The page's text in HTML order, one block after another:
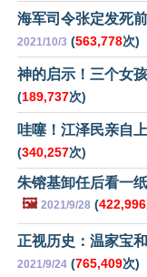
海军司令张定发死
2021/10/3 (563,778次)
神的启示！三个女
(189,737次)
哇噻！江泽民亲自
(340,257次)
朱镕基卸任后看一
🖼️ 2021/9/28 (422,996
正视历史：温家宝
2021/9/24 (765,409次)